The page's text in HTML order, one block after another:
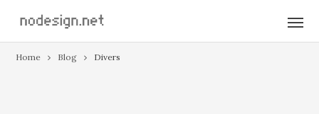
Home Blog Divers